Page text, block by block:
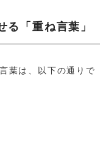
る「重ね言葉」
葉は、以下の通りで